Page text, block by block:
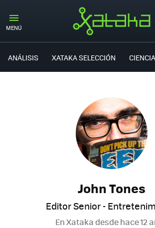
MENÚ
ANÁLISIS XATAKA SELECCIÓN CIENCIA
John Tones
Editor Senior -
En Xataka desdehace 12